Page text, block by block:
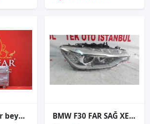
Bmw g30 lci̇ far beyni̇ orj sökme 985044501 2020-2022 BMW F30 FAR SAĞ XENON